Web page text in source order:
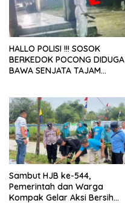
HALLO POLISI !!! SOSOK
BERKEDOK POCONG DIDUGA
BAWA SENJATA TAJAM
LEBONG
Sambut HJB ke-544,
Pemerintah dan Warga
Kompak Gelar Aksi Bersih